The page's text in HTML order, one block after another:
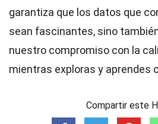
garantiza que los datos que
sean fascinantes, sino
nuestro compromiso con la
mientras exploras y aprendes
Compartir este